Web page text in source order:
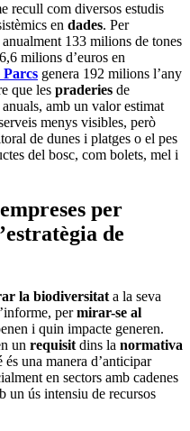
recull com diversos estudis
en dades. Per
133 milions de tones
milions d’euros en
genera 192 milions l’any
que les praderies de
amb un valor estimat
menys visibles, però
de dunes i platges o el pes
del bosc, com bolets, mel i
per
de
la biodiversitat a la seva
permirar-se al
i quin impacte generen.
un requisit dins la normativa
és una manera d’anticipar
en sectors amb cadenes
un ús intensiu de recursos